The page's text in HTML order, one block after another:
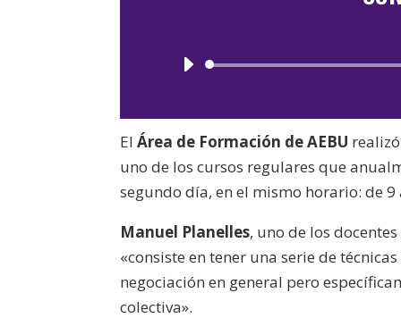
ElÁrea de Formación de AEBU
uno de los cursos regulares que
segundo día, en el mismo horario: de 9
Manuel Planelles, uno de los
«consiste en tener una serie de
negociación en general pero
colectiva».